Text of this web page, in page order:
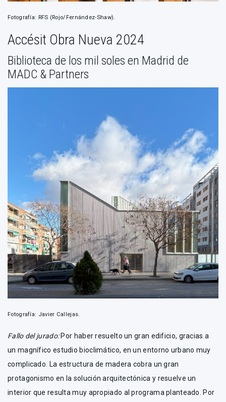
Fotografía: RFS (Rojo/Fernández-Shaw).
Accésit Obra Nueva 2024
Biblioteca de los mil soles en Madrid de
MADC & Partners
Fotografía: Javier Callejas.
Fallo del jurado:Por haber resuelto un gran edificio, gracias a
un magnífico estudio bioclimático, en un entorno urbano muy
complicado. La estructura de madera cobra un gran
protagonismo en la solución arquitectónica y resuelve un
interior que resulta muy apropiado al programa planteado. Por